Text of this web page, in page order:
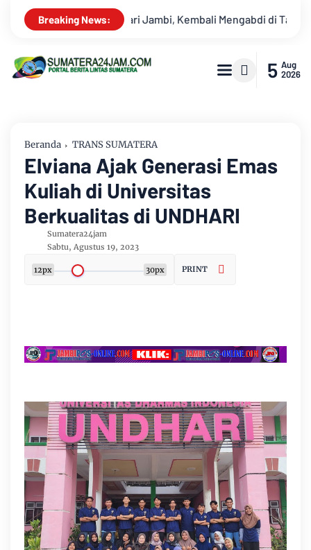
Breaking News:
di Tanah Kelahiran Kejati Jambi Dan SKK Migas
5 Aug
2026
Beranda TRANS SUMATERA
Elviana Ajak Generasi Emas
Kuliah di Universitas
Berkualitas di UNDHARI
Sumatera24jam
Sabtu, Agustus 19, 2023
12px 30px PRINT